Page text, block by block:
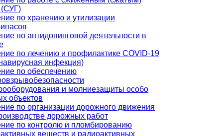
(СУГ)
по хранению и утилизации
по антидопинговой деятельности в
по лечению и профилактике COVID-19
инфекция)
по обеспечению
и молниезащиты особо
объектов
по организации дорожного движения
дорожных работ
по контролю и пломбированию
веществ и радиоактивных